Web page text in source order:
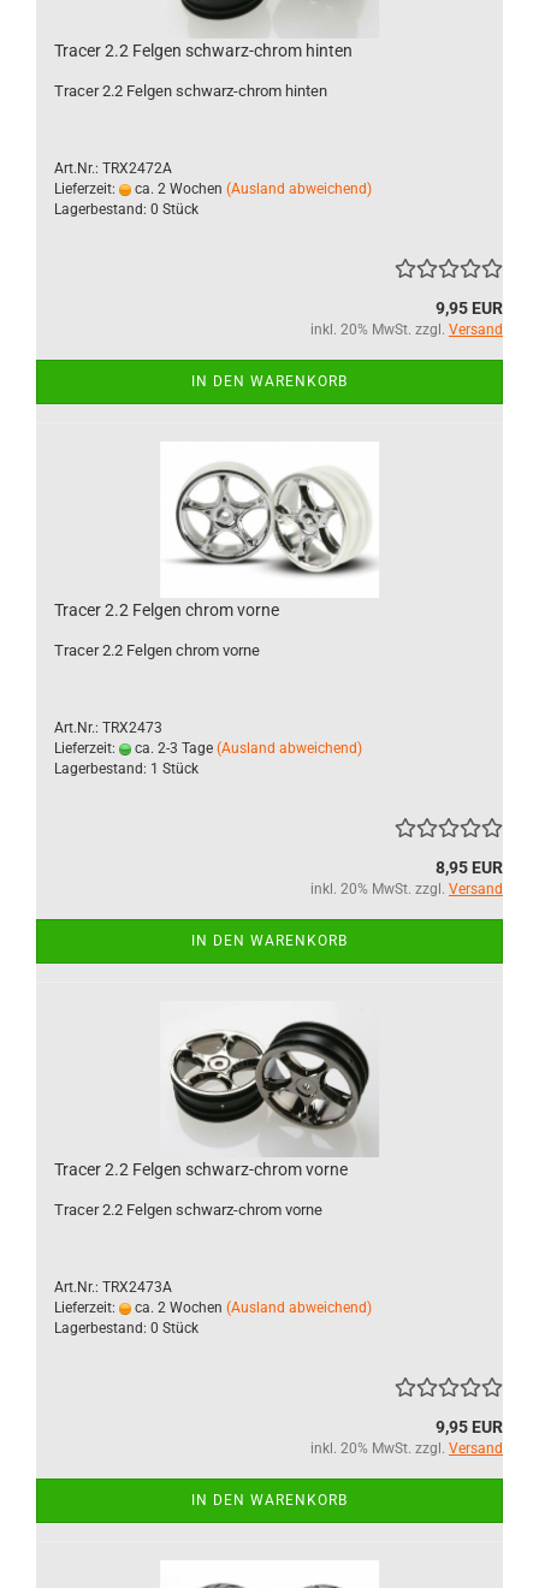
Tracer 2.2 Felgen schwarz-chrom hinten
Tracer 2.2 Felgen schwarz-chrom hinten
Art.Nr.: TRX2472A
Lieferzeit:
ca. 2 Wochen (Ausland abweichend)
Lagerbestand: 0 Stück
9,95 EUR
inkl. 20% MwSt. zzgl. Versand
IN DEN WARENKORB
Tracer 2.2 Felgen chrom vorne
Tracer 2.2 Felgen chrom vorne
Art.Nr.: TRX2473
Lieferzeit:
ca. 2-3 Tage (Ausland abweichend)
Lagerbestand: 1 Stück
8,95 EUR
inkl. 20% MwSt. zzgl. Versand
IN DEN WARENKORB
Tracer 2.2 Felgen schwarz-chrom vorne
Tracer 2.2 Felgen schwarz-chrom vorne
Art.Nr.: TRX2473A
Lieferzeit:
ca. 2 Wochen (Ausland abweichend)
Lagerbestand: 0 Stück
9,95 EUR
inkl. 20% MwSt. zzgl. Versand
IN DEN WARENKORB